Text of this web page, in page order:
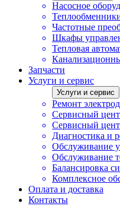
Насосное
Частотные
Шкафы
Тепловая
Запчасти
Услуги и сервис
Услуги и сервис
Ремонт
Сервисный
Сервисный
Диагностика и
Обслуживание
Обслуживание
Балансировка
Комплексное
Оплата и доставка
Контакты